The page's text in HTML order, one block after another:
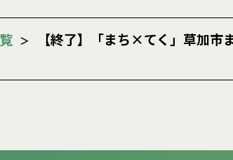
【終了】「まち×てく」草加市